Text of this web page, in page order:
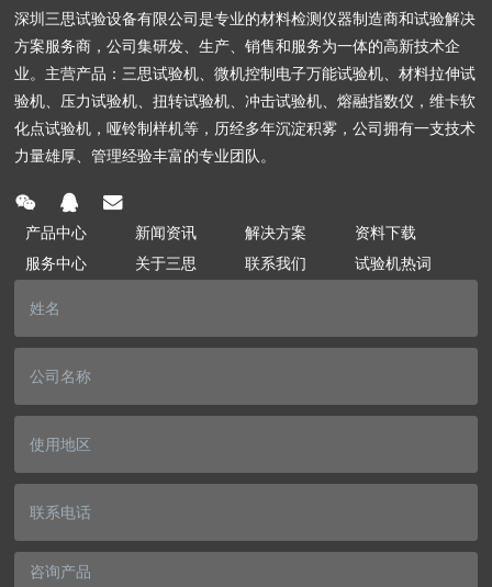
深圳三思试验设备有限公司是专业的材料检测仪器制造商和试验解决
方案服务商，公司集研发、生产、销售和服务为一体的高新技术企
业。主营产品：三思试验机、微机控制电子万能试验机、材料拉伸试
验机、压力试验机、扭转试验机、冲击试验机、熔融指数仪，维卡软
化点试验机，哑铃制样机等，历经多年沉淀积雾，公司拥有一支技术
力量雄厚、管理经验丰富的专业团队。
产品中心 新闻资讯 解决方案
资料下载
服务中心
关于三思 联系我们 试验机热词